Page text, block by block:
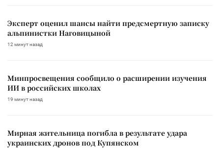
Эксперт оценил шансы найти предсмертную записку
альпинистки Наговицыной
12 минут назад
Минпросвещения сообщило о расширении изучения
ИИ в российских школах
19 минут назад
Мирная жительница погибла в результате удара
украинских дронов под Купянском